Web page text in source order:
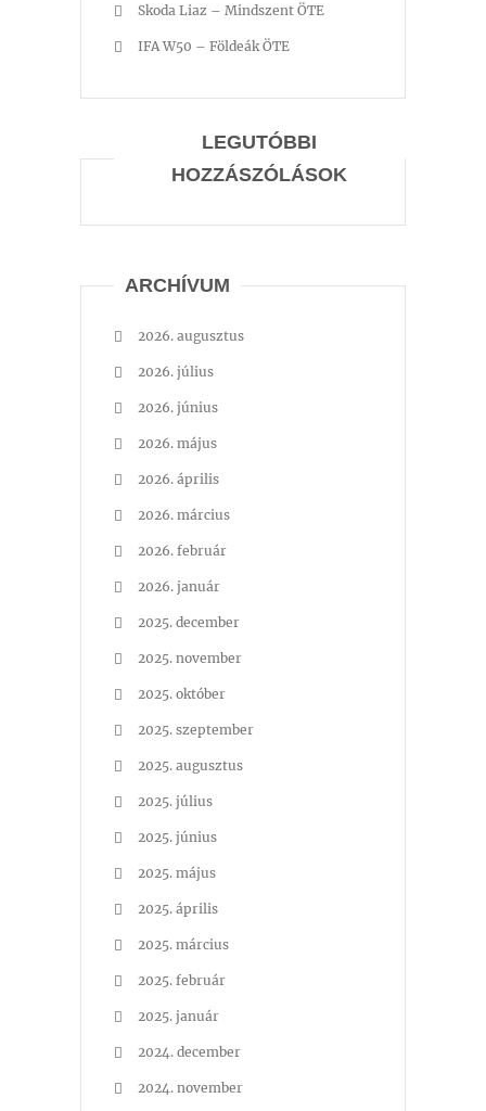
Skoda Liaz – Mindszent ÖTE
IFA W50 – Földeák ÖTE
LEGUTÓBBI
HOZZÁSZÓLÁSOK
ARCHÍVUM
2026. augusztus
2026. július
2026. június
2026. május
2026. április
2026. március
2026. február
2026. január
2025. december
2025. november
2025. október
2025. szeptember
2025. augusztus
2025. július
2025. június
2025. május
2025. április
2025. március
2025. február
2025. január
2024. december
2024. november